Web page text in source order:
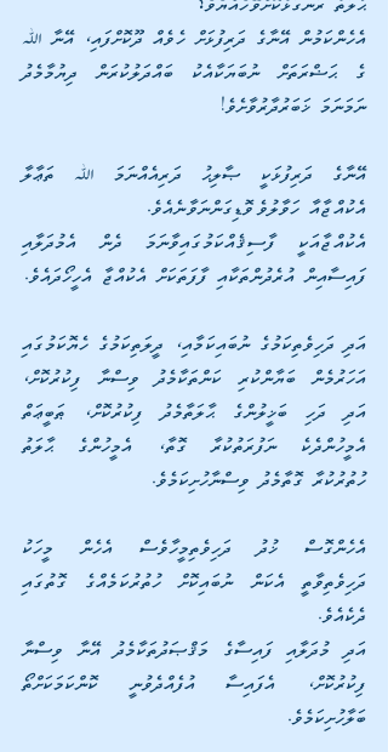
ޙާލަތު ރަނގަޅުކޮށްވޭހެއްޔެވެ؟
ގެ ޙަޟްރަތަށް ނުބަޔަކާއެކު ބައްދަލުކުރަން ދިޔުމާމެދު
ނަމަނަމަ ޚަބަރުދާރުވާށެވެ!
އޭނާގެ ދަރިފުޅަކީ ޞާލިޙު ދަރިއެއްނަމަ ﷲ ތަޢާލާ
އެކުއްޖާއާ ހަވާލުވެވޮޑިގަންނަވާނެއެވެ.
ފައިސާއިން އުރެދުންތަކާއި ފާފަތަކަށް އެކުއްޖާ އެހީހޯދައެވެ.
އަދި ދަހި ބަޚީލުންގެ ޙާލަތާމެދު ފިކުރުކޮށް، ޠަބީޢަތް
އެމީހުންދެކެ ނަފުރަތުކުރާ ގޮތާ، އެމީހުންގެ ޙާލަތު
ހުތުރުކުރާ ގޮތާމެދު ވިސްނާހުށިކަމެވެ.
ދެކެއެވެ.
އަދި މުދަލާއި ފައިސާގެ މަޤްޞަދުތަކާމެދު އޭނާ ވިސްނާ
ފިކުރުކޮށް، އެފައިސާ އުފެއްދެވުނީ ކޮންކަމަކަށްތޯ
ބަލާހުށިކަމެވެ.